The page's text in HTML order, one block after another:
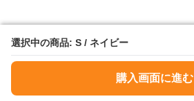
選択中の商品: S / ネイビー
購入画面に進む
選択中の商品: S / ネイビー
購入画面に進む